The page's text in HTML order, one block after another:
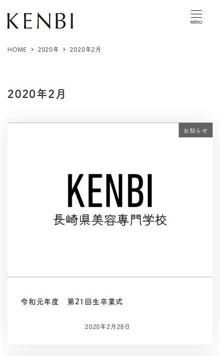
MENU
HOME 2020年 2020年2月
2020年2月
お知らせ
令和元年度 第21回生卒業式
2020年2月28日